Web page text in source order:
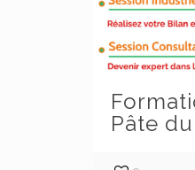
Pâte
A Propos
Siège Social: